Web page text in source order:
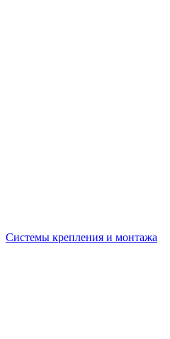
Системы крепления и монтажа